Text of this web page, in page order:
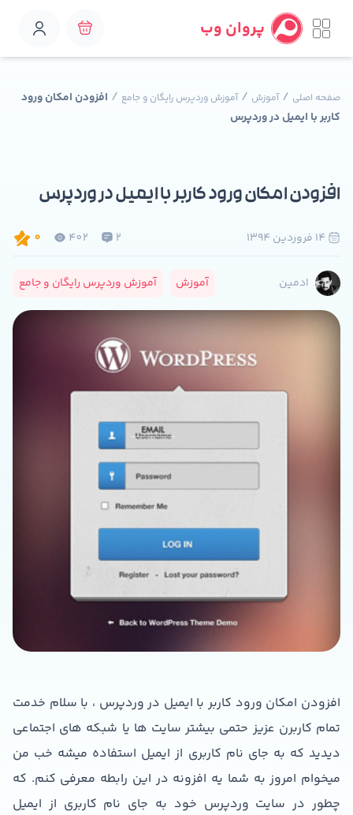
پروان وب
صفحه اصلی /آموزش /آموزش وردپرس رایگان و جامع / افزودن امکان ورود
کاربر با ایمیل در وردپرس
2
402
0
افزودن امکان ورود کاربر با ایمیل در وردپرس
ادمین آموزش آموزش وردپرس رایگان و جامع
افزودن امکان ورود کاربر با ایمیل در وردپرس ، با سلام خدمت
تمام کاربرن عزیز حتمی بیشتر سایت ها یا شبکه های اجتماعی
دیدید که به جای نام کاربری از ایمیل استفاده میشه خب من
میخوام امروز به شما یه افزونه در این رابطه معرفی کنم. که
چطور در سایت وردپرس خود به جای نام کاربری از ایمیل